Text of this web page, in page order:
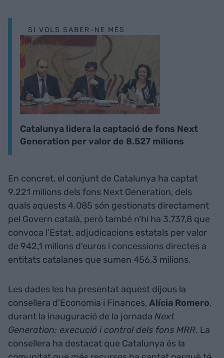
SI VOLS SABER-NE MÉS
Catalunya lidera la captació de fons Next
Generation per valor de 8.527 milions
En concret, el conjunt de Catalunya ha captat
9.221 milions dels fons Next Generation, dels
quals aquests 4.085 són gestionats directament
pel Govern català, però també n'hi ha 3.737,8 que
convoca l'Estat, adjudicacions estatals per valor
de 942,1 milions d'euros i concessions directes a
entitats catalanes que sumen 456,3 milions.
Les dades les ha presentat aquest dijous la
consellera d'Economia i Finances, Alícia Romero,
durant la inauguració de la jornada Next
Generation: execució i control dels fons MRR. La
consellera ha destacat que Catalunya és la